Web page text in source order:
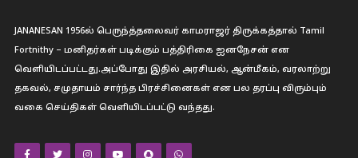
JANANESAN 1956ல் பெருந்த்தலைவர் காமராஜர் திருக்கத்தால் Tamil
Fortnithy – மனிதர்கள் படிக்கும் பத்திரிகை ஐனநேசன் என
வெளியிடப்பட்டது.அப்போது இதில் அரசியல், ஆன்மீகம், வரலாற்று
தகவல், சமுதாயம் சார்ந்த பிரச்சினைகள் என பல தரப்பு விரும்பும்
வகை செய்திகள் வெளியிடப்பட்டு வந்தது.